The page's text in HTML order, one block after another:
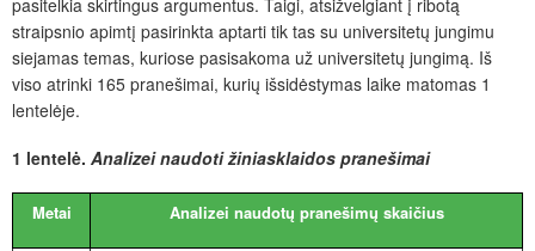
pasitelkia skirtingus argumentus. Taigi, atsižvelgiant į ribotą
straipsnio apimtį pasirinkta aptarti tik tas su universitetų jungimu
siejamas temas, kuriose pasisakoma už universitetų jungimą. Iš
viso atrinki 165 pranešimai, kurių išsidėstymas laike matomas 1
lentelėje.
1 lentelė. Analizei naudoti žiniasklaidos pranešimai
Metai Analizei naudotų pranešimų skaičius